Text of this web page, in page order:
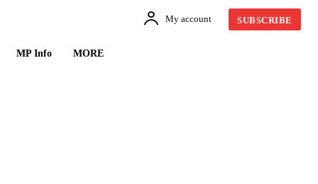
My account SUBSCRIBE
MP Info MORE